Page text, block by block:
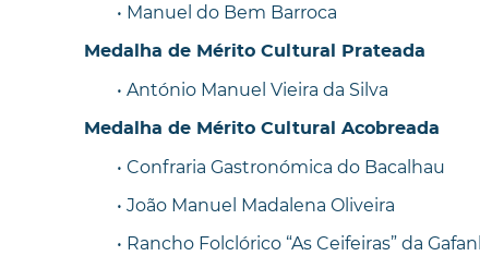
• Manuel do Bem Barroca
Medalha de Mérito Cultural Prateada
• António Manuel Vieira da Silva
Medalha de Mérito Cultural Acobreada
• Confraria Gastronómica do Bacalhau
• João Manuel Madalena Oliveira
• Rancho Folclórico “As Ceifeiras” da